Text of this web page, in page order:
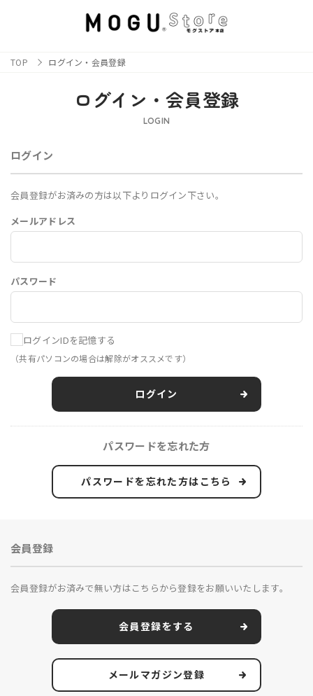
TOP ログイン・会員登録
ログイン・会員登録
LOGIN
ログイン
会員登録がお済みの方は以下よりログイン下さい。
メールアドレス
パスワード
ログインIDを記憶する
（共有パソコンの場合は解除がオススメです）
ログイン
パスワードを忘れた方
パスワードを忘れた方はこちら
会員登録
会員登録がお済みで無い方はこちらから登録をお願いいたします。
会員登録をする
メールマガジン登録